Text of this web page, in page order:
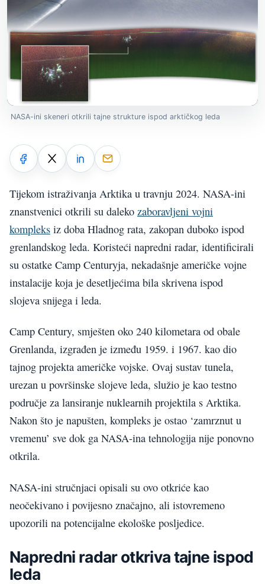
NASA-ini skeneri otkrili tajne strukture ispod arktičkog leda
Tijekom istraživanja Arktika u travnju 2024. NASA-ini
znanstvenici otkrili su daleko zaboravljeni vojni
kompleks iz doba Hladnog rata, zakopan duboko ispod
grenlandskog leda. Koristeći napredni radar, identificirali
su ostatke Camp Centuryja, nekadašnje američke vojne
instalacije koja je desetljećima bila skrivena ispod
slojeva snijega i leda.
Camp Century, smješten oko 240 kilometara od obale
Grenlanda, izgrađen je između 1959. i 1967. kao dio
tajnog projekta američke vojske. Ovaj sustav tunela,
urezan u površinske slojeve leda, služio je kao testno
područje za lansiranje nuklearnih projektila s Arktika.
Nakon što je napušten, kompleks je ostao ‘zamrznut u
vremenu’ sve dok ga NASA-ina tehnologija nije ponovno
otkrila.
NASA-ini stručnjaci opisali su ovo otkriće kao
neočekivano i povijesno značajno, ali istovremeno
upozorili na potencijalne ekološke posljedice.
Napredni radar otkriva tajne ispod
leda